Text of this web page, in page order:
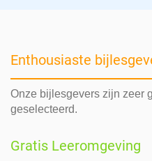
Enthousiaste
Onze bijlesgevers zijn zeer
geselecteerd.
Gratis Leeromgeving